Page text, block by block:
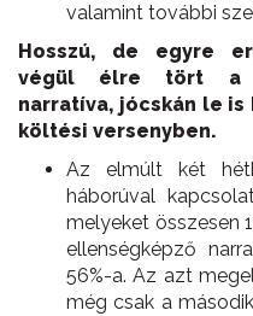
valamint további
Hosszú, de egyre
végül élre tört a
narratíva, jócskán le
költési versenyben.
Az elmúlt két
háborúval
melyeket összesen
ellenségképző
56%-a. Az azt
még csak a